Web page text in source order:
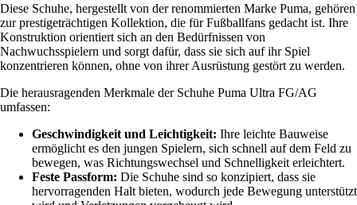
Diese Schuhe, hergestellt von der renommierten Marke Puma, gehören
zur prestigeträchtigen Kollektion, die für Fußballfans gedacht ist. Ihre
Konstruktion orientiert sich an den Bedürfnissen von
Nachwuchsspielern und sorgt dafür, dass sie sich auf ihr Spiel
konzentrieren können, ohne von ihrer Ausrüstung gestört zu werden.
Die herausragenden Merkmale der Schuhe Puma Ultra FG/AG
umfassen:
Geschwindigkeit und Leichtigkeit: Ihre leichte Bauweise
ermöglicht es den jungen Spielern, sich schnell auf dem Feld zu
bewegen, was Richtungswechsel und Schnelligkeit erleichtert.
Feste Passform: Die Schuhe sind so konzipiert, dass sie
hervorragenden Halt bieten, wodurch jede Bewegung unterstützt